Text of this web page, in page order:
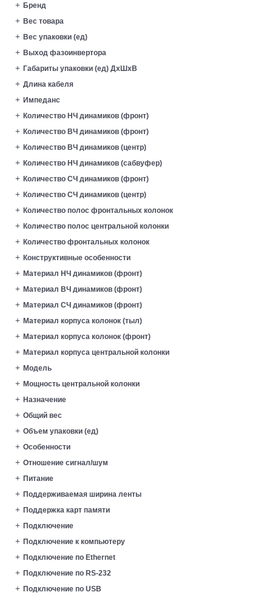
Бренд
Вес товара
Вес упаковки (ед)
Выход фазоинвертора
Габариты упаковки (ед) ДхШхВ
Длина кабеля
Импеданс
Количество HЧ динамиков (фронт)
Количество ВЧ динамиков (фронт)
Количество ВЧ динамиков (центр)
Количество НЧ динамиков (сабвуфер)
Количество СЧ динамиков (фронт)
Количество СЧ динамиков (центр)
Количество полос фронтальных колонок
Количество полос центральной колонки
Количество фронтальных колонок
Конструктивные особенности
Материал HЧ динамиков (фронт)
Материал ВЧ динамиков (фронт)
Материал СЧ динамиков (фронт)
Материал корпуса колонок (тыл)
Материал корпуса колонок (фронт)
Материал корпуса центральной колонки
Модель
Мощность центральной колонки
Назначение
Общий вес
Объем упаковки (ед)
Особенности
Отношение сигнал/шум
Питание
Поддерживаемая ширина ленты
Поддержка карт памяти
Подключение
Подключение к компьютеру
Подключение по Ethernet
Подключение по RS-232
Подключение по USB